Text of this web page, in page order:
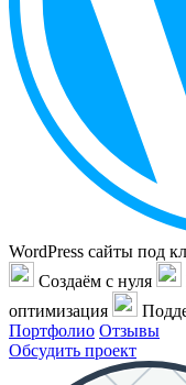
WordPress сайты под
Создаём с нуля
оптимизация
Портфолио Отзывы
Обсудить проект